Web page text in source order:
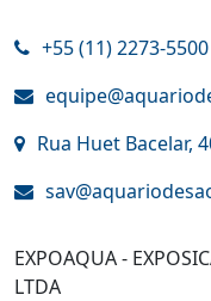
+55 (11) 2273-5500
Rua Huet Bacelar,
EXPOAQUA -
LTDA